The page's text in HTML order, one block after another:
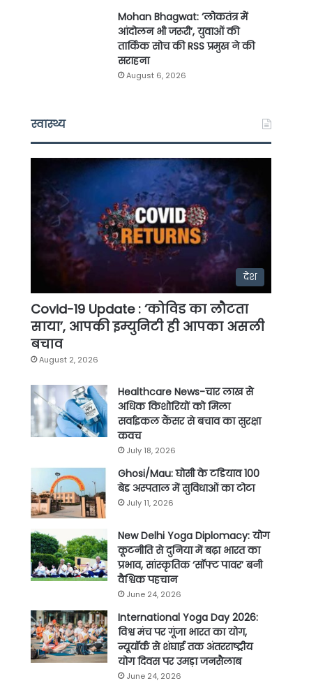
Mohan Bhagwat: ‘लोकतंत्र में
आंदोलन भी जरूरी’, युवाओं की
तार्किक सोच की RSS प्रमुख ने की
सराहना
August 6, 2026
स्वास्थ्य
देश
Covid-19 Update : ‘कोविड का लौटता
साया’, आपकी इम्युनिटी ही आपका असली
बचाव
August 2, 2026
Healthcare News-चार लाख से
अधिक किशोरियों को मिला
सर्वाइकल कैंसर से बचाव का सुरक्षा
कवच
July 18, 2026
Ghosi/Mau: घोसी के टडियाव 100
बेड अस्पताल में सुविधाओं का टोटा
July 11, 2026
New Delhi Yoga Diplomacy: योग
कूटनीति से दुनिया में बढ़ा भारत का
प्रभाव, सांस्कृतिक ‘सॉफ्ट पावर’ बनी
वैश्विक पहचान
June 24, 2026
International Yoga Day 2026:
विश्व मंच पर गूंजा भारत का योग,
न्यूयॉर्क से शंघाई तक अंतरराष्ट्रीय
योग दिवस पर उमड़ा जनसैलाब
June 24, 2026